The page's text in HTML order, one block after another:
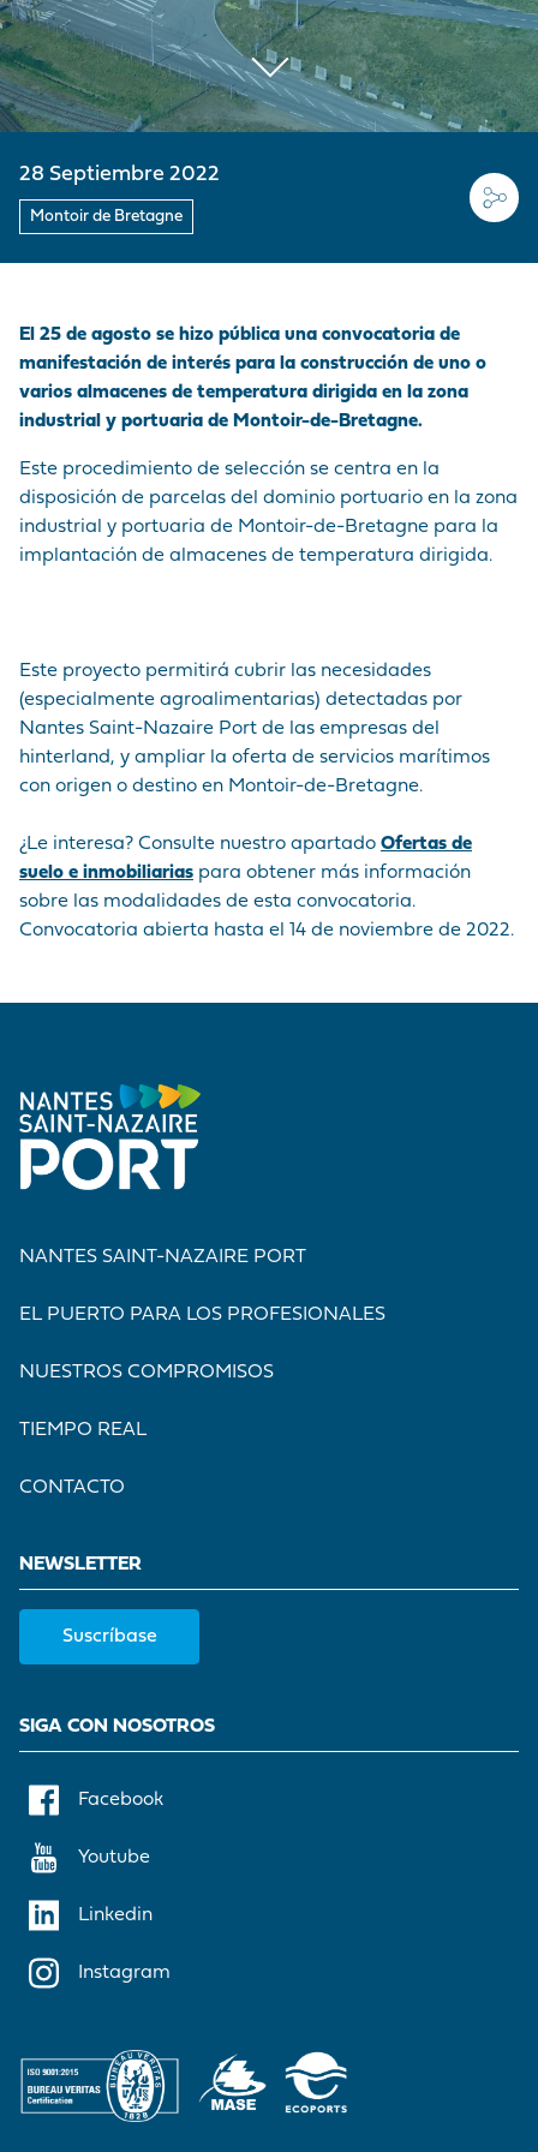
28 Septiembre 2022
Montoir de Bretagne
El 25 de agosto se hizo pública una convocatoria de
manifestación de interés para la construcción de uno o
varios almacenes de temperatura dirigida en la zona
industrial y portuaria de Montoir-de-Bretagne.
Este procedimiento de selección se centra en la
disposición de parcelas del dominio portuario en la zona
industrial y portuaria de Montoir-de-Bretagne para la
implantación de almacenes de temperatura dirigida.
Este proyecto permitirá cubrir las necesidades
(especialmente agroalimentarias) detectadas por
Nantes Saint-Nazaire Port de las empresas del
hinterland, y ampliar la oferta de servicios marítimos
con origen o destino en Montoir-de-Bretagne.
¿Le interesa? Consulte nuestro apartado Ofertas de
suelo e inmobiliarias para obtener más información
sobre las modalidades de esta convocatoria.
Convocatoria abierta hasta el 14 de noviembre de 2022.
NANTES SAINT-NAZAIRE PORT
EL PUERTO PARA LOS PROFESIONALES
NUESTROS COMPROMISOS
TIEMPO REAL
CONTACTO
NEWSLETTER
Suscríbase
SIGA CON NOSOTROS
Facebook
Youtube
Linkedin
Instagram
CORDEMAIS
LE PELLERIN
INSTALACIONES DE
CIFRAS CLAVE
VISITA AL PUERTO
HISTORIA
MERCANCÍAS
PRE Y
POSTRANSPORTE
BUQUES
ANUARIO DE LOS
PROFESIONALES
PORTUARIOS
EMPLEADOR
NUESTRA POLÍTICA
DE COMPRAS
Medios de
comunicación
¡Únase a nosotros !
Respuestas
Mercados públicos